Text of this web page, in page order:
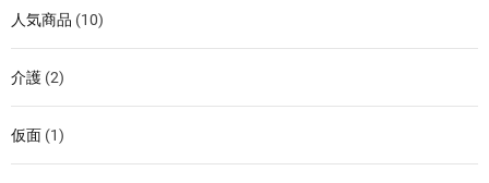
人気商品 (10)
介護 (2)
仮面 (1)